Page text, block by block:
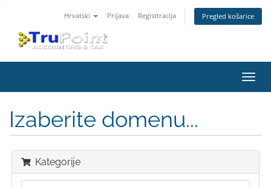
Hrvatski Prijava Registtracija Pregled košarice
Izaberite domenu...
Kategorije